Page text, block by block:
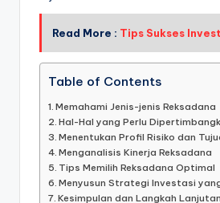
Read More : Tips Sukses
Table of Contents
Memahami Jenis-jenis Reksadana
Hal-Hal yang Perlu
Menentukan Profil Risiko dan
Menganalisis Kinerja Reksadana
Tips Memilih Reksadana Optimal
Menyusun Strategi Investasi
Kesimpulan dan Langkah Lanjutan